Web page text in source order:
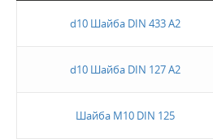
d10 Шайба DIN 433 А2
d10 Шайба DIN 127 А2
Шайба М10 DIN 125